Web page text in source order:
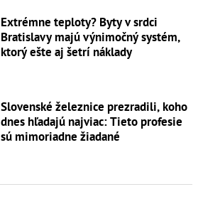
Extrémne teploty? Byty v srdci
Bratislavy majú výnimočný systém,
ktorý ešte aj šetrí náklady
Slovenské železnice prezradili, koho
dnes hľadajú najviac: Tieto profesie
sú mimoriadne žiadané